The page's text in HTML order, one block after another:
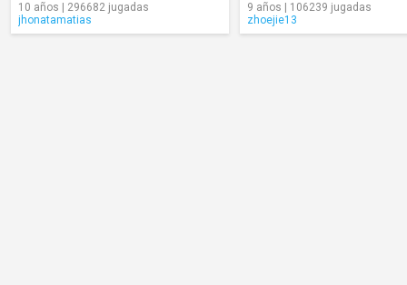
10 años | 296682 jugadas
jhonatamatias
9 años | 106239 jugadas
zhoejie13